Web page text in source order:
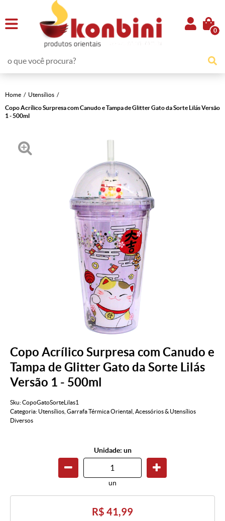
0
Home
Utensílios
Copo Acrílico Surpresa com Canudo e Tampa de Glitter Gato da Sorte Lilás Versão
1 - 500ml
Copo Acrílico Surpresa com Canudo e
Tampa de Glitter Gato da Sorte Lilás
Versão 1 - 500ml
Sku:CopoGatoSorteLilas1
Categoria: Utensílios Garrafa Térmica Oriental
Acessórios & Utensílios
Diversos
Unidade: un
un
R$ 41,99